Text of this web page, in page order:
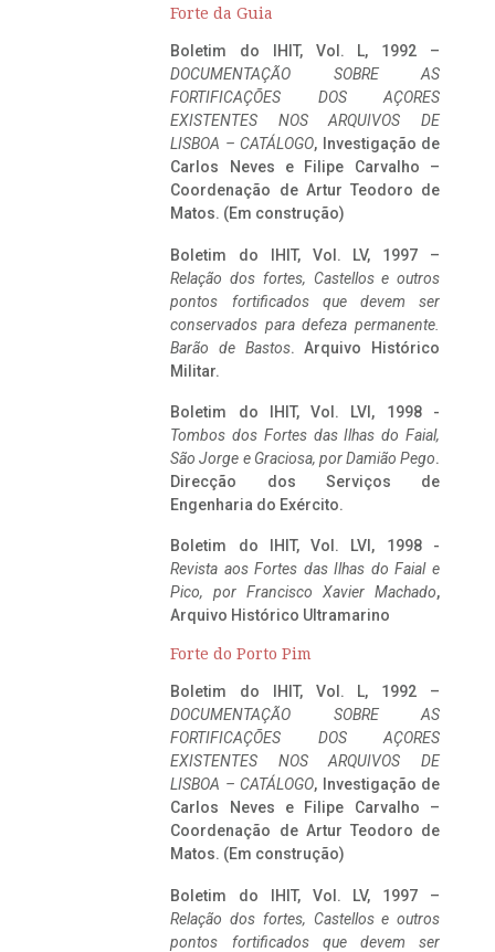
Forte da Guia
Boletim do IHIT, Vol. L, 1992 –
DOCUMENTAÇÃO SOBRE AS
FORTIFICAÇÕES DOS AÇORES
EXISTENTES NOS ARQUIVOS DE
LISBOA – CATÁLOGO, Investigação de
Carlos Neves e Filipe Carvalho –
Coordenação de Artur Teodoro de
Matos. (Em construção)
Boletim do IHIT, Vol. LV, 1997 –
Relação dos fortes, Castellos e outros
pontos fortificados que devem ser
conservados para defeza permanente.
Barão de Bastos. Arquivo Histórico
Militar.
Boletim do IHIT, Vol. LVI, 1998 -
Tombos dos Fortes das Ilhas do Faial,
São Jorge e Graciosa, por Damião Pego.
Direcção dos Serviços de
Engenharia do Exército.
Boletim do IHIT, Vol. LVI, 1998 -
Revista aos Fortes das Ilhas do Faial e
Pico, por Francisco Xavier Machado,
Arquivo Histórico Ultramarino
Forte do Porto Pim
Boletim do IHIT, Vol. L, 1992 –
DOCUMENTAÇÃO SOBRE AS
FORTIFICAÇÕES DOS AÇORES
EXISTENTES NOS ARQUIVOS DE
LISBOA – CATÁLOGO, Investigação de
Carlos Neves e Filipe Carvalho –
Coordenação de Artur Teodoro de
Matos. (Em construção)
Boletim do IHIT, Vol. LV, 1997 –
Relação dos fortes, Castellos e outros
pontos fortificados que devem ser